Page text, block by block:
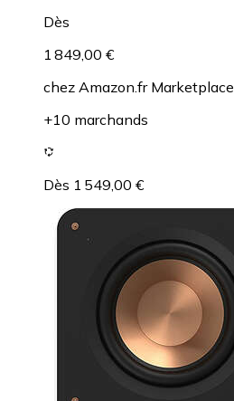
Dès
1 849,00 €
chez Amazon.fr Marketplace
+10 marchands
Dès 1 549,00 €